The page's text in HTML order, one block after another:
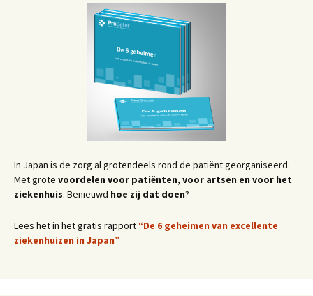
In Japan is de zorg al grotendeels rond de patiënt georganiseerd.
Met grote voordelen voor patiënten, voor artsen en voor het
ziekenhuis. Benieuwd hoe zij dat doen?
Lees het in het gratis rapport “De 6 geheimen van excellente
ziekenhuizen in Japan”